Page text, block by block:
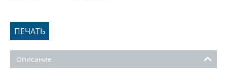
ПЕЧАТЬ
Описание